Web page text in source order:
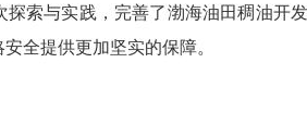
索与实践，完善了渤海油田稠油开
全提供更加坚实的保障。